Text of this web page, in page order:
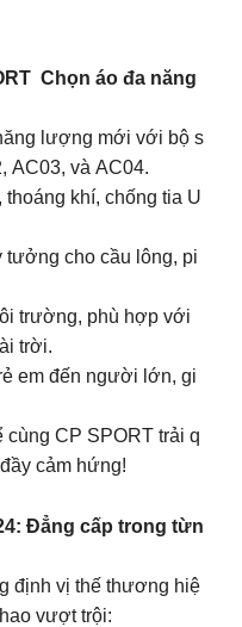
Chọn áo đa năng
lượng mới với bộ s
AC03, và AC04.
khí, chống tia U
tưởng cho cầu lông, pi
trường, phù hợp với
trời.
em đến người lớn, gi
cùng CP SPORT trải q
cảm hứng!
Đẳng cấp trong từn
định vị thế thương hiệ
vượt trội: